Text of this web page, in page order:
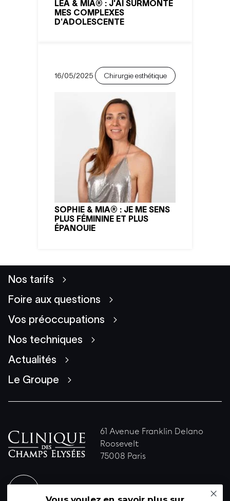
LÉA & MIA® : J'AI SURMONTÉ
MES COMPLEXES
D'ADOLESCENTE
16/05/2025 Chirurgie esthétique
SOPHIE & MIA® : JE ME SENS
PLUS FÉMININE ET PLUS
ÉPANOUIE
Nos tarifs
Foire aux questions
Vos préoccupations
Nos techniques
Actualités
Le Groupe
61 Avenue Franklin Delano
Roosevelt
75008 Paris